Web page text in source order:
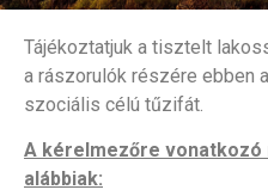
Tájékoztatjuk a tisztelt
a rászorulók részére ebben
szociális célú tűzifát.
A kérelmezőre
alábbiak: